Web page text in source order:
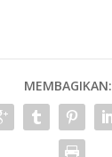
MEMBAGIKAN: